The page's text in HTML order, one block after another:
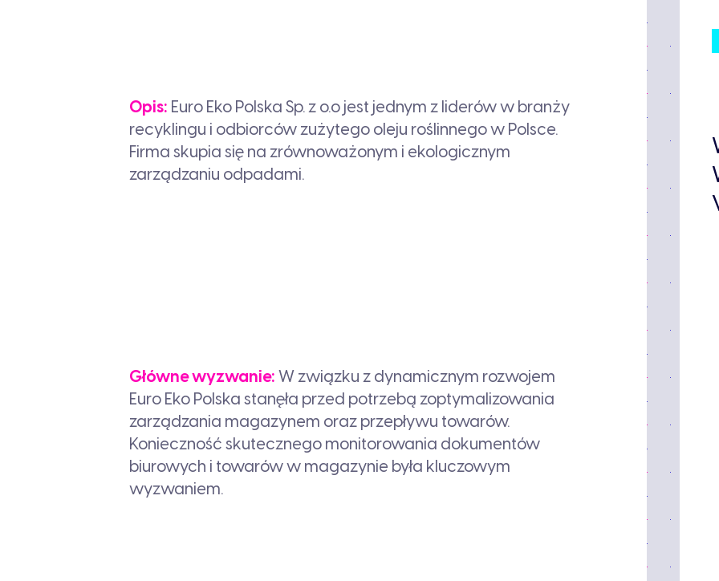
Opis: Euro Eko Polska Sp. z o.o jest jednym z liderów w branży
recyklingu i odbiorców zużytego oleju roślinnego w Polsce.
Firma skupia się na zrównoważonym i ekologicznym
zarządzaniu odpadami.
Główne wyzwanie:W związku z dynamicznym rozwojem
Euro Eko Polska stanęła przed potrzebą zoptymalizowania
zarządzania magazynem oraz przepływu towarów.
Konieczność skutecznego monitorowania dokumentów
biurowych i towarów w magazynie była kluczowym
wyzwaniem.